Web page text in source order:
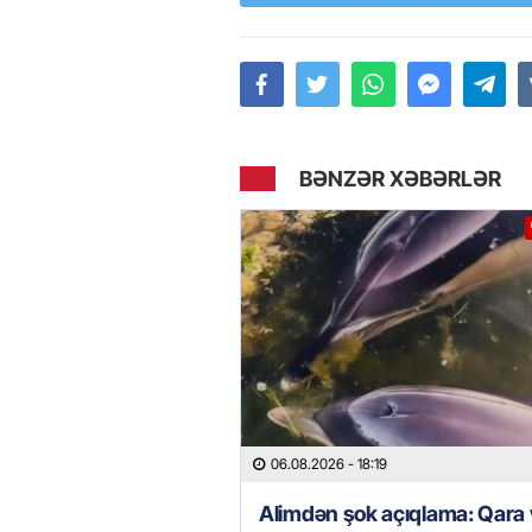
BƏNZƏR XƏBƏRLƏR
06.08.2026 - 18:19
Alimdən şok açıqlama: Qara